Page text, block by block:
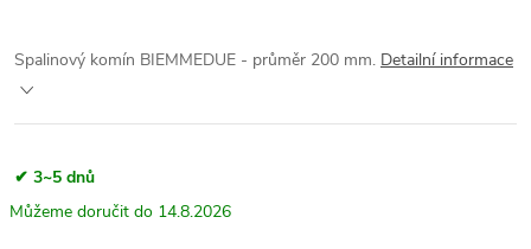
Spalinový komín BIEMMEDUE - průměr 200 mm. Detailní informace
✔ 3~5 dnů
14.8.2026